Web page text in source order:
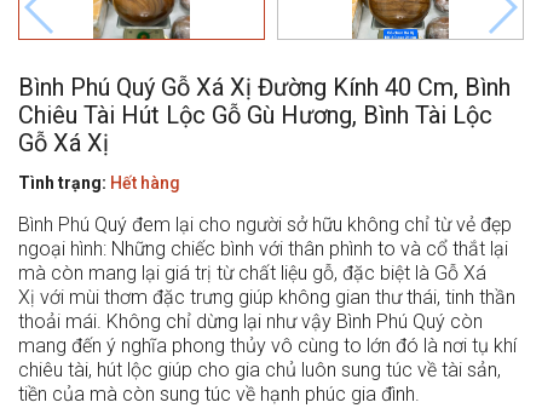
Bình Phú Quý Gỗ Xá Xị Đường Kính 40 Cm, Bình
Chiêu Tài Hút Lộc Gỗ Gù Hương, Bình Tài Lộc
Gỗ Xá Xị
Tình trạng: Hết hàng
Bình Phú Quý đem lại cho người sở hữu không chỉ từ vẻ đẹp
ngoại hình: Những chiếc bình với thân phình to và cổ thắt lại
mà còn mang lại giá trị từ chất liệu gỗ, đặc biệt là Gỗ Xá
Xị với mùi thơm đặc trưng giúp không gian thư thái, tinh thần
thoải mái. Không chỉ dừng lại như vậy Bình Phú Quý còn
mang đến ý nghĩa phong thủy vô cùng to lớn đó là nơi tụ khí
chiêu tài, hút lộc giúp cho gia chủ luôn sung túc về tài sản,
tiền của mà còn sung túc về hạnh phúc gia đình.